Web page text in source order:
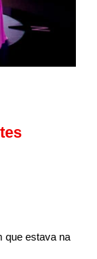
que estava na